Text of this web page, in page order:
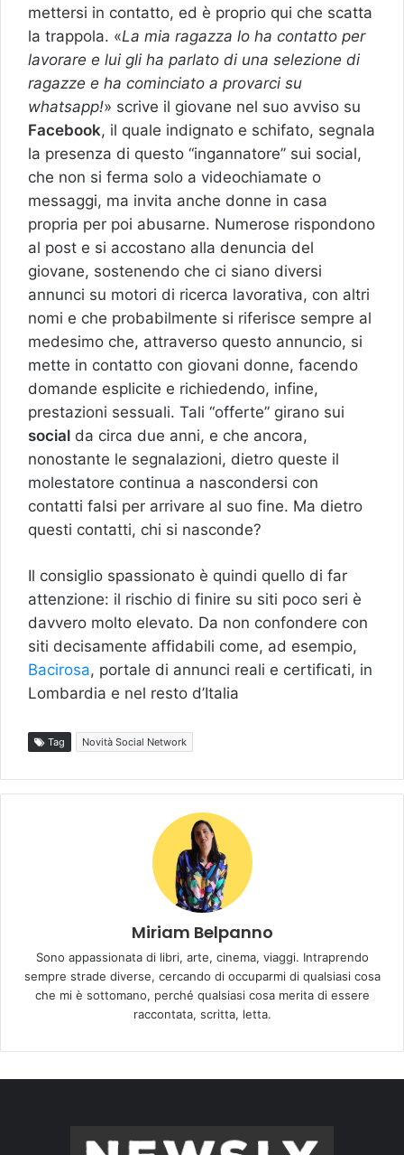
mettersi in contatto, ed è proprio qui che scatta
la trappola. «La mia ragazza lo ha contatto per
lavorare e lui gli ha parlato di una selezione di
ragazze e ha cominciato a provarci su
whatsapp!» scrive il giovane nel suo avviso su
Facebook, il quale indignato e schifato, segnala
la presenza di questo “ingannatore’’ sui social,
che non si ferma solo a videochiamate o
messaggi, ma invita anche donne in casa
propria per poi abusarne. Numerose rispondono
al post e si accostano alla denuncia del
giovane, sostenendo che ci siano diversi
annunci su motori di ricerca lavorativa, con altri
nomi e che probabilmente si riferisce sempre al
medesimo che, attraverso questo annuncio, si
mette in contatto con giovani donne, facendo
domande esplicite e richiedendo, infine,
prestazioni sessuali. Tali “offerte” girano sui
social da circa due anni, e che ancora,
nonostante le segnalazioni, dietro queste il
molestatore continua a nascondersi con
contatti falsi per arrivare al suo fine. Ma dietro
questi contatti, chi si nasconde?
Il consiglio spassionato è quindi quello di far
attenzione: il rischio di finire su siti poco seri è
davvero molto elevato. Da non confondere con
siti decisamente affidabili come, ad esempio,
Bacirosa, portale di annunci reali e certificati, in
Lombardia e nel resto d’Italia
Tag Novità Social Network
Miriam Belpanno
Sono appassionata di libri, arte, cinema, viaggi. Intraprendo
sempre strade diverse, cercando di occuparmi di qualsiasi cosa
che mi è sottomano, perché qualsiasi cosa merita di essere
raccontata, scritta, letta.